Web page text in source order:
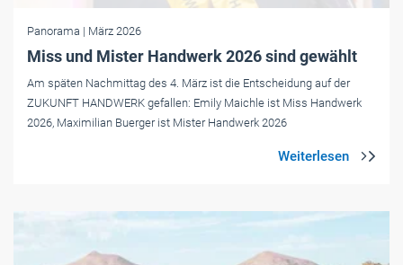
Panorama | März 2026
Miss und Mister Handwerk 2026 sind gewählt
Am späten Nachmittag des 4. März ist die Entscheidung auf der
ZUKUNFT HANDWERK gefallen: Emily Maichle ist Miss Handwerk
2026, Maximilian Buerger ist Mister Handwerk 2026